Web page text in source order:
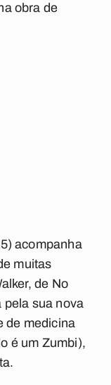
obra de
acompanha
muitas
de No
pela sua nova
de medicina
é um Zumbi),